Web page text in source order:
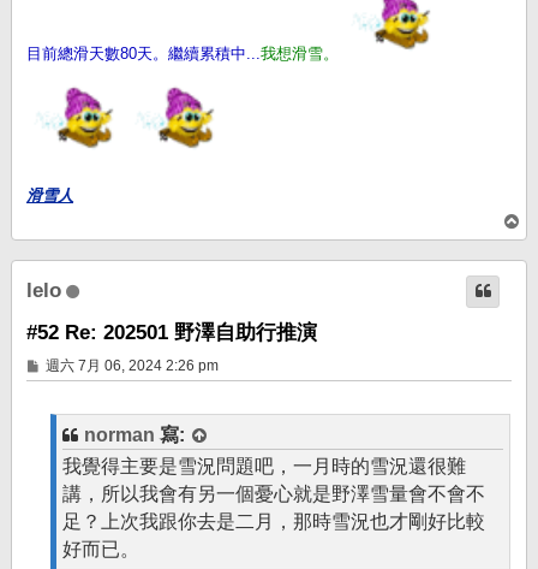
目前總滑天數80天。繼續累積中... 我想滑雪。
滑雪人
頂
端
lelo
#52 Re: 202501 野澤自助行推演
文
章
週六 7月 06, 2024 2:26 pm
norman 寫:
我覺得主要是雪況問題吧，一月時的雪況還很難
講，所以我會有另一個憂心就是野澤雪量會不會不
足？上次我跟你去是二月，那時雪況也才剛好比較
好而已。